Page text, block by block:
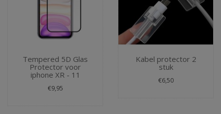
Tempered 5D Glas
Protector voor
iphone XR - 11
€9,95
Kabel protector 2
stuk
€6,50